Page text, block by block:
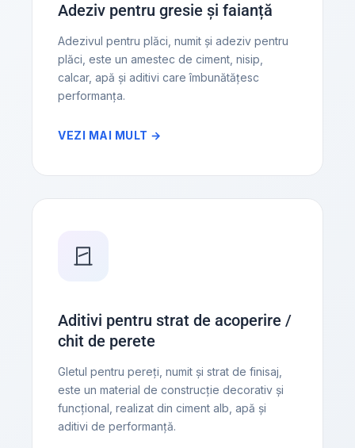
Adeziv pentru gresie și faianță
Adezivul pentru plăci, numit și adeziv pentru
plăci, este un amestec de ciment, nisip,
calcar, apă și aditivi care îmbunătățesc
performanța.
VEZI MAI MULT →
Aditivi pentru strat de acoperire /
chit de perete
Gletul pentru pereți, numit și strat de finisaj,
este un material de construcție decorativ și
funcțional, realizat din ciment alb, apă și
aditivi de performanță.